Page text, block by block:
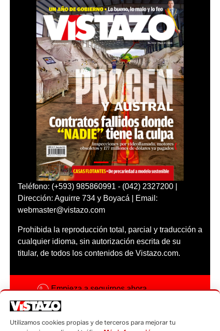
Teléfono: (+593) 985860991 - (042) 2327200 |
Dirección: Aguirre 734 y Boyacá | Email:
webmaster@vistazo.com
Prohibida la reproducción total, parcial y traducción a
cualquier idioma, sin autorización escrita de su
titular, de todos los contenidos de Vistazo.com.
Empieza a seguirnos ahora
Código ética
Utilizamos cookies propias y de terceros para mejorar tu